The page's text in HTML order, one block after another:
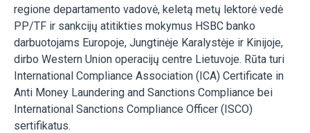
regione departamento vadovė, keletą metų lektorė vedė
PP/TF ir sankcijų atitikties mokymus HSBC banko
darbuotojams Europoje, Jungtinėje Karalystėje ir Kinijoje,
dirbo Western Union operacijų centre Lietuvoje. Rūta turi
International Compliance Association (ICA) Certificate in
Anti Money Laundering and Sanctions Compliance bei
International Sanctions Compliance Officer (ISCO)
sertifikatus.